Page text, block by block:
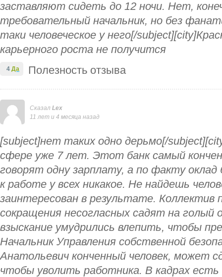
заставляют сидеть до 12 ночи. Нет,
требовательный начальник, но без
таки человеческое у него[/
карьерного роста не получится
Полезность отзыва
4 Да
Сказал Lex
11 лет и 4 месяца назад
[subject]нет таких одно дерьмо[/
сфере уже 7 лет. Этот банк самый
говорят одну зарплату, а по факту
к работе у всех никакое. Не найдешь
заинтересован в результате. Коллектив
сокращения несогласных садят на голый
взыскание умудрились влепить, чтобы
Начальник Управления собственной
Анатольевич конченный человек, может
чтобы уволить работника. В кадрах есть